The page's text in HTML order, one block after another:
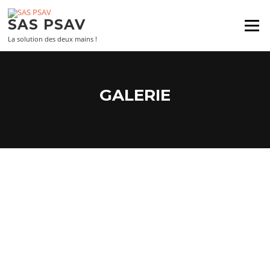
Aller
au
contenu
SAS PSAV
La solution des deux mains !
Menu
GALERIE